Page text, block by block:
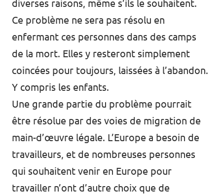
diverses raisons, même s’ils le souhaitent.
Ce problème ne sera pas résolu en
enfermant ces personnes dans des camps
de la mort. Elles y resteront simplement
coincées pour toujours, laissées à l’abandon.
Y compris les enfants.
Une grande partie du problème pourrait
être résolue par des voies de migration de
main-d’œuvre légale. L’Europe a besoin de
travailleurs, et de nombreuses personnes
qui souhaitent venir en Europe pour
travailler n’ont d’autre choix que de